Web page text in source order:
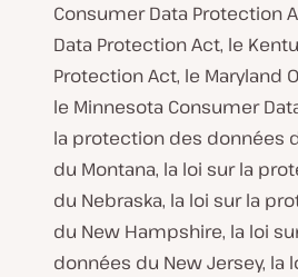
Consumer Data Protection
Data Protection Act, le
Protection Act, le Maryland
le Minnesota Consumer
la protection des données
du Montana, la loi sur la
du Nebraska, la loi sur la
du New Hampshire, la loi
données du New Jersey, la